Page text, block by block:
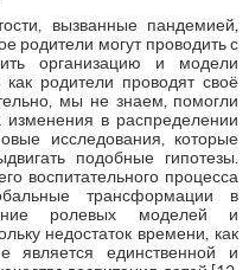
вызванные пандемией,
родители могут проводить с
организацию и модели
родители проводят своё
мы не знаем, помогли
изменения в распределении
исследования, которые
подобные гипотезы.
воспитательного процесса
трансформации в
ролевых моделей и
недостаток времени, как
является единственной и